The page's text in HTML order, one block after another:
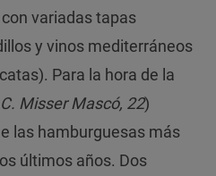
con variadas tapas
y vinos mediterráneos
Para la hora de la
C. Misser Mascó, 22)
las hamburguesas más
últimos años. Dos